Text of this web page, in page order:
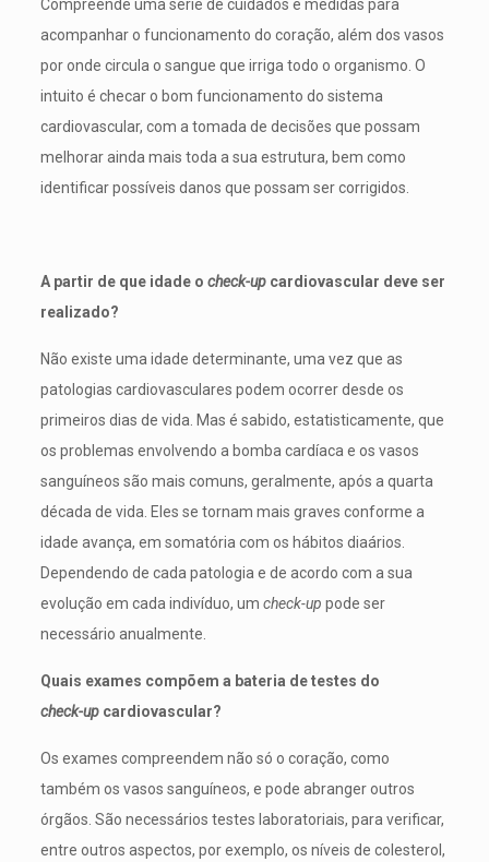
Compreende uma série de cuidados e medidas para
acompanhar o funcionamento do coração, além dos vasos
por onde circula o sangue que irriga todo o organismo. O
intuito é checar o bom funcionamento do sistema
cardiovascular, com a tomada de decisões que possam
melhorar ainda mais toda a sua estrutura, bem como
identificar possíveis danos que possam ser corrigidos.
A partir de que idade o check-upcardiovascular deve ser
realizado?
Não existe uma idade determinante, uma vez que as
patologias cardiovasculares podem ocorrer desde os
primeiros dias de vida. Mas é sabido, estatisticamente, que
os problemas envolvendo a bomba cardíaca e os vasos
sanguíneos são mais comuns, geralmente, após a quarta
década de vida. Eles se tornam mais graves conforme a
idade avança, em somatória com os hábitos diaários.
Dependendo de cada patologia e de acordo com a sua
evolução em cada indivíduo, um check-up pode ser
necessário anualmente.
Quais exames compõem a bateria de testes do
check-upcardiovascular?
Os exames compreendem não só o coração, como
também os vasos sanguíneos, e pode abranger outros
órgãos. São necessários testes laboratoriais, para verificar,
entre outros aspectos, por exemplo, os níveis de colesterol,